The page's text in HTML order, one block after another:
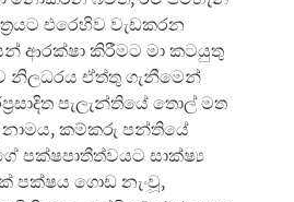
එරෙහිව වැඩකරන
ආරක්ෂා කිරීමට මා කටයුතු
නිලධරය ඒත්තු ගැනීමෙන්
පැලැන්තියේ තොල් මත
නාමය, කම්කරු පන්තියේ
පක්ෂපාතීත්වයට සාක්ෂ්‍ය
පක්ෂය ගොඩ නැංවූ,